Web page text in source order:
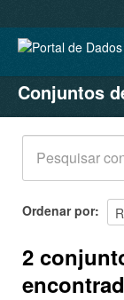
CONJUNTOS
GRUPOS
SOBRE
Conjuntos
Ordenar por
2